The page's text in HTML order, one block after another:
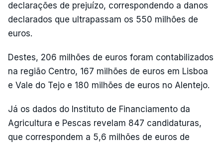
declarações de prejuízo, correspondendo a danos
declarados que ultrapassam os 550 milhões de
euros.
Destes, 206 milhões de euros foram contabilizados
na região Centro, 167 milhões de euros em Lisboa
e Vale do Tejo e 180 milhões de euros no Alentejo.
Já os dados do Instituto de Financiamento da
Agricultura e Pescas revelam 847 candidaturas,
que correspondem a 5,6 milhões de euros de